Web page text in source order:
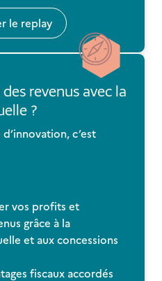
le replay
revenus avec la
?
c’est
vos profits et
grâce à la
et aux concessions
fiscaux accordés